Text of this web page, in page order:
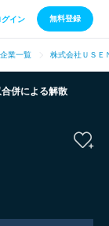
グイン 無料登録
業一覧 株式会社ＵＳＥ
併による解散